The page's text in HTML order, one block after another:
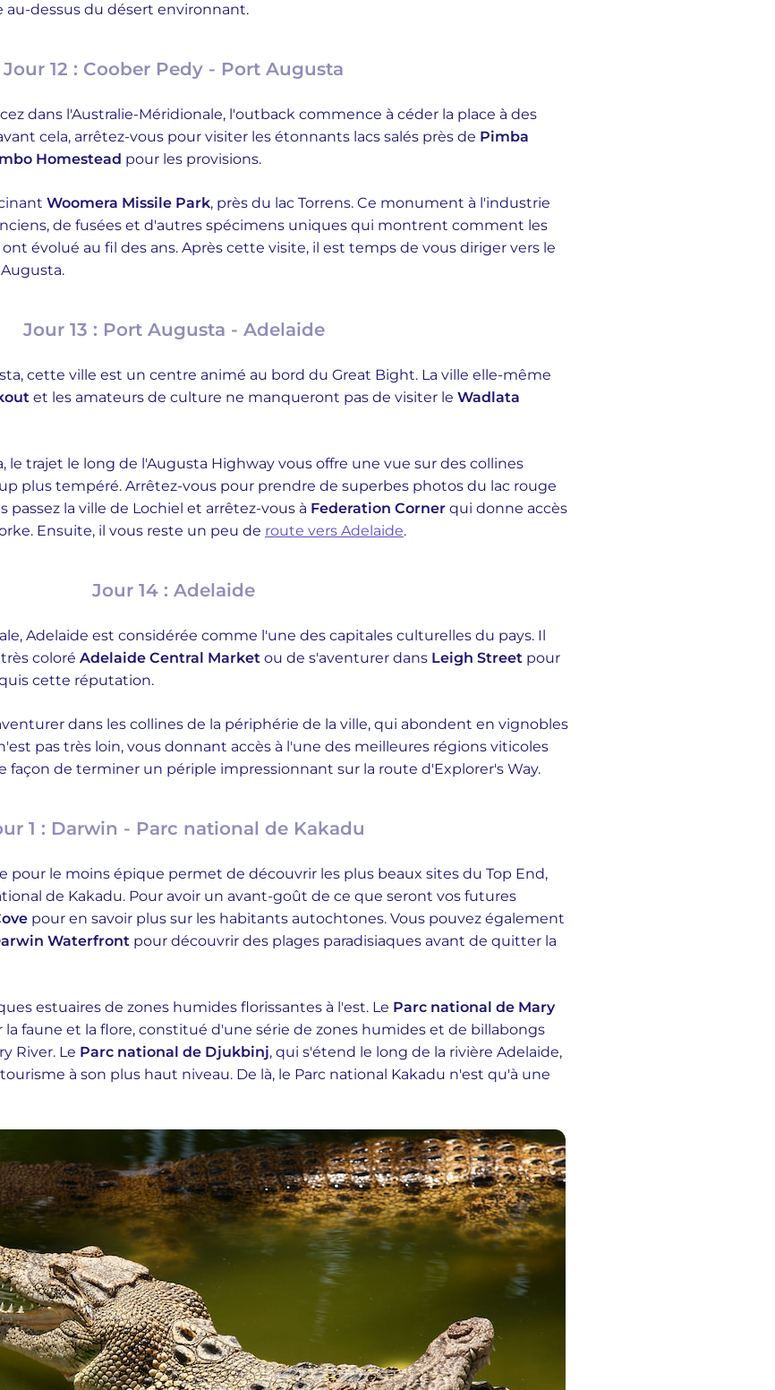
au-dessus du désert environnant.
Jour 12 : Coober Pedy - Port Augusta
dans l'Australie-Méridionale, l'outback commence à céder la place à des
cela, arrêtez-vous pour visiter les étonnants lacs salés près de Pimba
Homestead pour les provisions.
Woomera Missile Park, près du lac Torrens. Ce monument à l'industrie
de fusées et d'autres spécimens uniques qui montrent comment les
évolué au fil des ans. Après cette visite, il est temps de vous diriger vers le
Jour 13 : Port Augusta - Adelaide
cette ville est un centre animé au bord du Great Bight. La ville elle-même
et les amateurs de culture ne manqueront pas de visiter le Wadlata
le trajet le long de l'Augusta Highway vous offre une vue sur des collines
plus tempéré. Arrêtez-vous pour prendre de superbes photos du lac rouge
passez la ville de Lochiel et arrêtez-vous à Federation Corner qui donne accès
Ensuite, il vous reste un peu de route vers Adelaide.
Jour 14 : Adelaide
Adelaide est considérée comme l'une des capitales culturelles du pays. Il
coloré Adelaide Central Market ou de s'aventurer dans Leigh Street pour
cette réputation.
dans les collines de la périphérie de la ville, qui abondent en vignobles
pas très loin, vous donnant accès à l'une des meilleures régions viticoles
façon de terminer un périple impressionnant sur la route d'Explorer's Way.
1 : Darwin - Parc national de Kakadu
pour le moins épique permet de découvrir les plus beaux sites du Top End,
de Kakadu. Pour avoir un avant-goût de ce que seront vos futures
pour en savoir plus sur les habitants autochtones. Vous pouvez également
Waterfront pour découvrir des plages paradisiaques avant de quitter la
estuaires de zones humides florissantes à l'est. Le Parc national de Mary
faune et la flore, constitué d'une série de zones humides et de billabongs
River. Le Parc national de Djukbinj, qui s'étend le long de la rivière Adelaide,
à son plus haut niveau. De là, le Parc national Kakadu n'est qu'à une